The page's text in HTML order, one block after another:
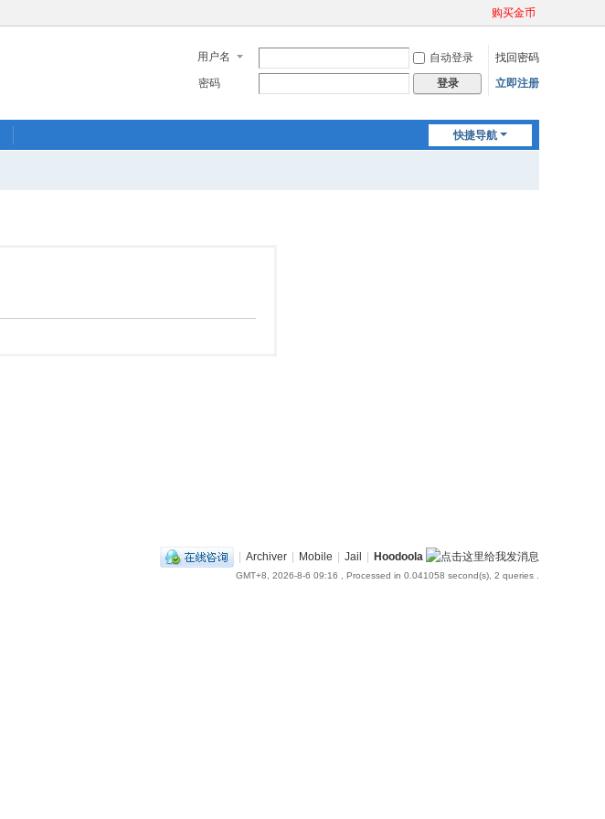
购买金币
用户名 自动登录
找回密码
密码
登录 立即注册
快捷导航
| Archiver | Mobile | Jail | Hoodoola
GMT+8, 2026-8-6 09:16 , Processed in 0.041058 second(s), 2 queries .